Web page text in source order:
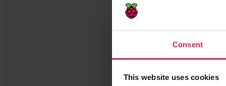
Consent
This website uses cookies